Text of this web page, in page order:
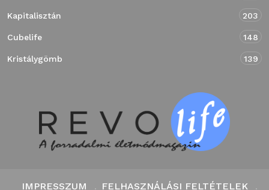
Kapitalisztán 203
Cubelife 148
Kristálygömb 139
IMPRESSZUM FELHASZNÁLÁSI FELTÉTELEK